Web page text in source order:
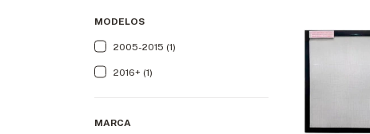
MODELOS
2005-2015 (1)
2016+ (1)
MARCA